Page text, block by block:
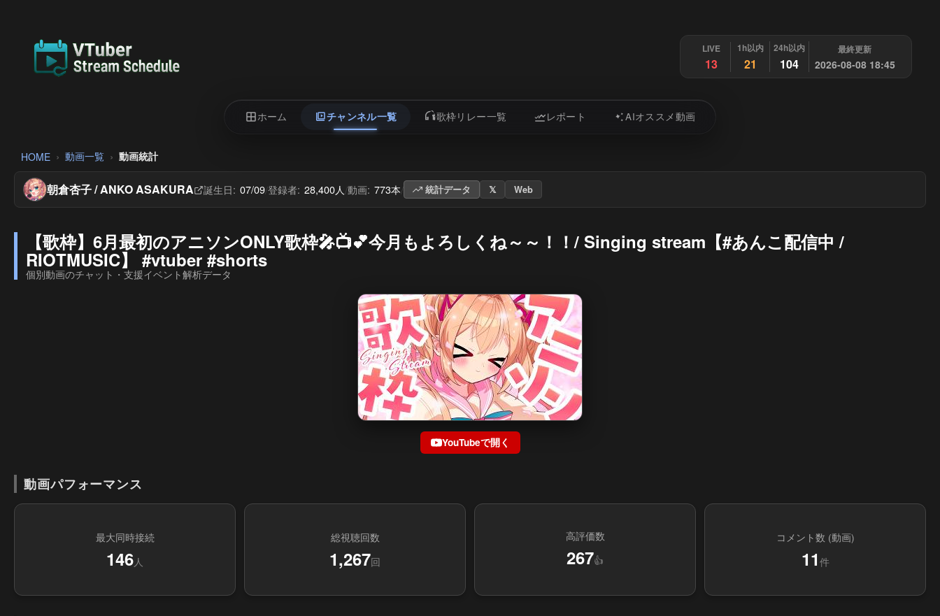
LIVE
13
1h以内
21
24h以内
104
最終更新
2026-08-08 18:45
ホーム チャンネル一覧 歌枠リレー一覧 レポート AIオススメ動画
HOME 動画一覧 動画統計
朝倉杏子 / ANKO ASAKURA 誕生日: 07/09/登録者: 28,400人/動画: 773本/ 統計データ 𝕏 Web
【歌枠】6月最初のアニソンONLY歌枠🎤📺💕今月もよろしくね～～！！/ Singing stream【#あんこ配信中 /
RIOTMUSIC】 #vtuber #shorts
個別動画のチャット・支援イベント解析データ
YouTubeで開く
動画パフォーマンス
最大同時接続
146人
総視聴回数
1,267回
高評価数
267👍
コメント数 (動画)
11 件